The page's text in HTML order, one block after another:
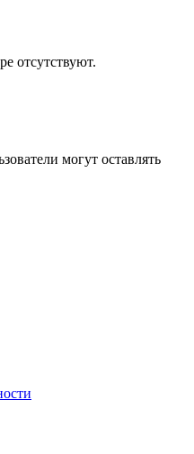
отсутствуют.
могут оставлять